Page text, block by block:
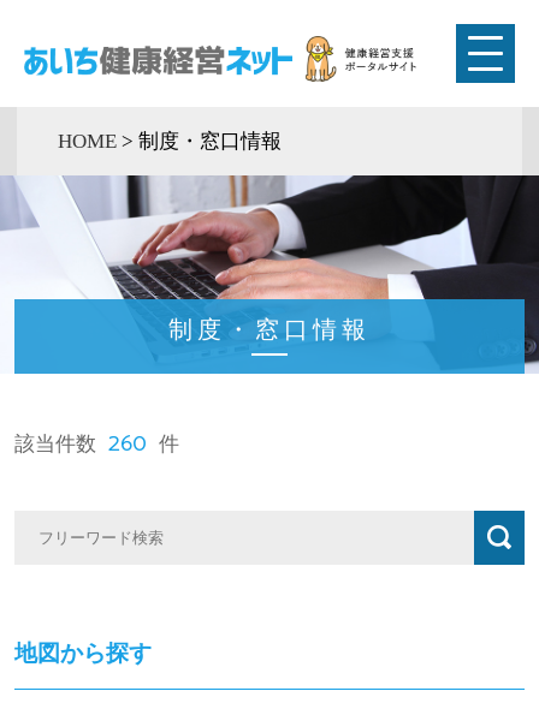
HOME > 制度・窓口情報
制度・窓口情報
該当件数 260 件
地図から探す